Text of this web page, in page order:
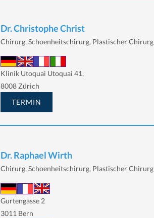
Dr. Christophe Christ
Chirurg, Schoenheitschirurg, Plastischer Chirurg
Klinik Utoquai Utoquai 41,
8008 Zürich
TERMIN
Dr. Raphael Wirth
Chirurg, Schoenheitschirurg, Plastischer Chirurg
Gurtengasse 2
3011 Bern